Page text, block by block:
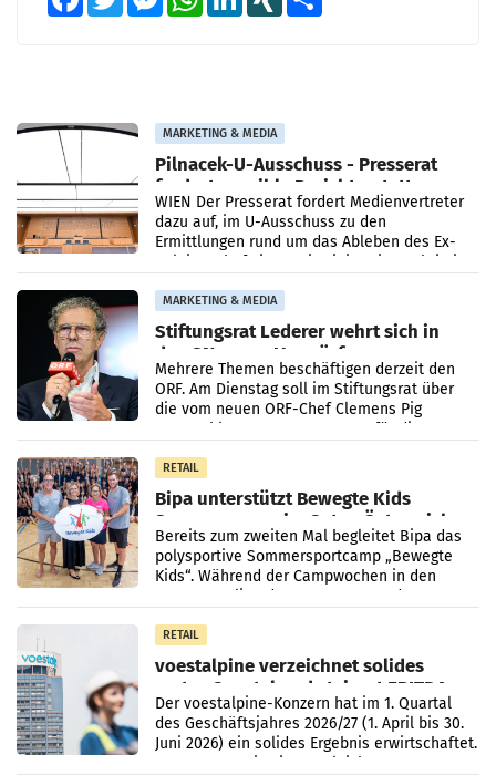
MARKETING & MEDIA
Pilnacek-U-Ausschuss - Presserat
fordert sensible Berichterstattung
WIEN Der Presserat fordert Medienvertreter
dazu auf, im U-Ausschuss zu den
Ermittlungen rund um das Ableben des Ex-
Sektionschefs im Justizministerium, Christian
MARKETING & MEDIA
Stiftungsrat Lederer wehrt sich in
den SN gegen Vorwürfe
Mehrere Themen beschäftigen derzeit den
ORF. Am Dienstag soll im Stiftungsrat über
die vom neuen ORF-Chef Clemens Pig
vorgeschlagenen Besetzungen für die
RETAIL
Bipa unterstützt Bewegte Kids
Sommercamps im Osten Österreichs
Bereits zum zweiten Mal begleitet Bipa das
polysportive Sommersportcamp „Bewegte
Kids“. Während der Campwochen in den
Monaten Juli und August versorgt das
RETAIL
voestalpine verzeichnet solides
erstes Quartal und steigert EBITDA
Der voestalpine-Konzern hat im 1. Quartal
des Geschäftsjahres 2026/27 (1. April bis 30.
Juni 2026) ein solides Ergebnis erwirtschaftet.
Der Umsatz stieg im Vergleich zur